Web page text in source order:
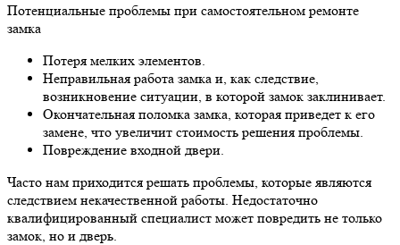
Потенциальные проблемы при самостоятельном ремонте
замка
Потеря мелких элементов.
Неправильная работа замка и, как следствие,
возникновение ситуации, в которой замок заклинивает.
Окончательная поломка замка, которая приведет к его
замене, что увеличит стоимость решения проблемы.
Повреждение входной двери.
Часто нам приходится решать проблемы, которые являются
следствием некачественной работы. Недостаточно
квалифицированный специалист может повредить не только
замок, но и дверь.